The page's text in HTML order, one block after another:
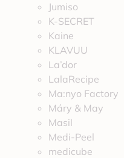
Jumiso
K-SECRET
Kaine
KLAVUU
La’dor
LalaRecipe
Ma:nyo Factory
Máry & May
Masil
Medi-Peel
medicube